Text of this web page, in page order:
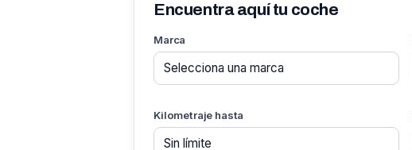
Encuentra aquí tu coche
Marca
Kilometraje hasta